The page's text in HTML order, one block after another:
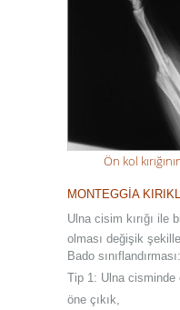
Ön kol
MONTEGGİA
Ulna cisim kırığı ile
olması değişik
Bado sınıflandırması:
Tip 1: Ulna cisminde
öne çıkık,